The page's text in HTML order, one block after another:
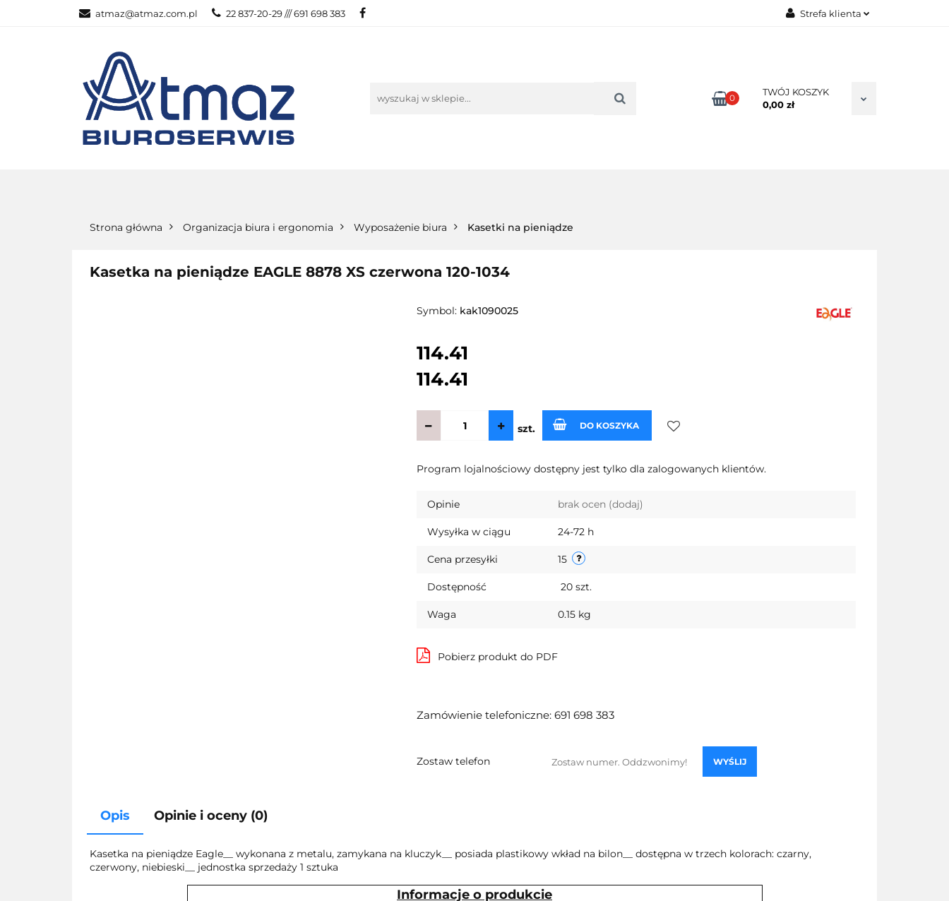
atmaz@atmaz.com.pl 22 837-20-29 /// 691 698 383 Strefa klienta
Dodaj zgłoszenie
0
TWÓJ KOSZYK
0,00 zł
Strona główna Organizacja biura i ergonomia Wyposażenie biura Kasetki na pieniądze
Kasetka na pieniądze EAGLE 8878 XS czerwona 120-1034
Symbol: kak1090025
114.41
114.41
szt. DO KOSZYKA
Program lojalnościowy dostępny jest tylko dla zalogowanych klientów.
Opinie brak ocen (dodaj)
Wysyłka w ciągu 24-72 h
Cena przesyłki 15
Dostępność 20 szt.
Waga 0.15 kg
Pobierz produkt do PDF
Zamówienie telefoniczne: 691 698 383
Zostaw telefon WYŚLIJ
Opis Opinie i oceny (0)
Kasetka na pieniądze Eagle__ wykonana z metalu, zamykana na kluczyk__ posiada plastikowy wkład na bilon__ dostępna w trzech kolorach: czarny,
czerwony, niebieski__ jednostka sprzedaży 1 sztuka
Informacje o produkcie